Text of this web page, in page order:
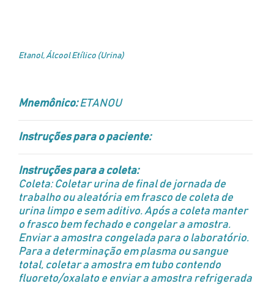
Etanol, Álcool Etílico (Urina)
Mnemônico:ETANOU
Instruções para o paciente:
Instruções para a coleta:
Coleta: Coletar urina de final de jornada de
trabalho ou aleatória em frasco de coleta de
urina limpo e sem aditivo. Após a coleta manter
o frasco bem fechado e congelar a amostra.
Enviar a amostra congelada para o laboratório.
Para a determinação em plasma ou sangue
total, coletar a amostra em tubo contendo
fluoreto/oxalato e enviar a amostra refrigerada